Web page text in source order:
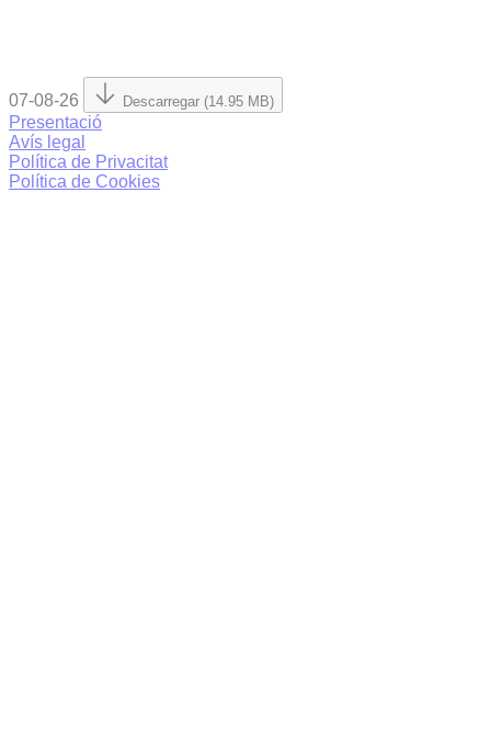
07-08-26 Descarregar (14.95 MB)
Presentació
Avís legal
Política de Privacitat
Política de Cookies